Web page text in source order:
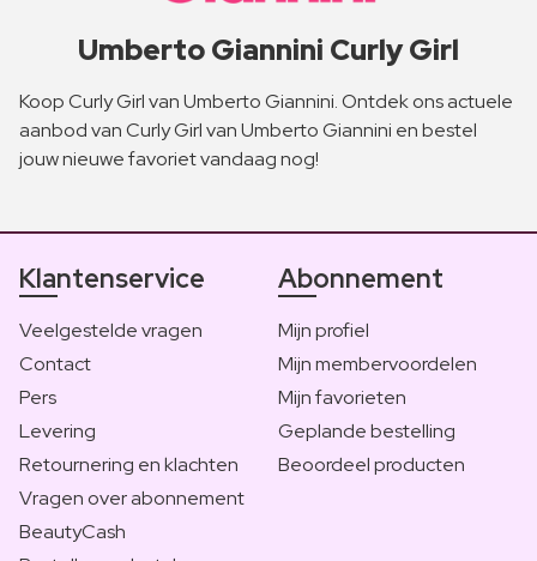
Umberto Giannini Curly Girl
Koop Curly Girl van Umberto Giannini. Ontdek ons actuele
aanbod van Curly Girl van Umberto Giannini en bestel
jouw nieuwe favoriet vandaag nog!
Klantenservice
Veelgestelde vragen
Contact
Pers
Levering
Retournering en klachten
Vragen over abonnement
BeautyCash
Abonnement
Mijn profiel
Mijn membervoordelen
Mijn favorieten
Geplande bestelling
Beoordeel producten